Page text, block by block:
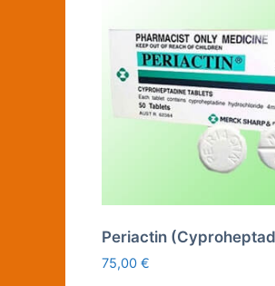
Periactin
75,00 €